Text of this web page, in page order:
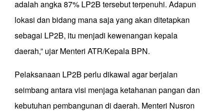
adalah angka 87% LP2B tersebut terpenuhi. Adapun
lokasi dan bidang mana saja yang akan ditetapkan
sebagai LP2B, itu menjadi kewenangan kepala
daerah,” ujar Menteri ATR/Kepala BPN.
Pelaksanaan LP2B perlu dikawal agar berjalan
seimbang antara visi menjaga ketahanan pangan dan
kebutuhan pembangunan di daerah. Menteri Nusron